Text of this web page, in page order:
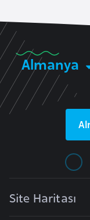
Almanya
Site Haritası
i
t
a
n